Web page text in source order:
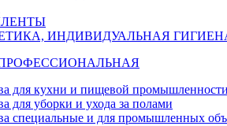
ИНДИВИДУАЛЬНАЯ
для кухни и пищевой промышленности
для уборки и ухода за полами
специальные и для промышленных